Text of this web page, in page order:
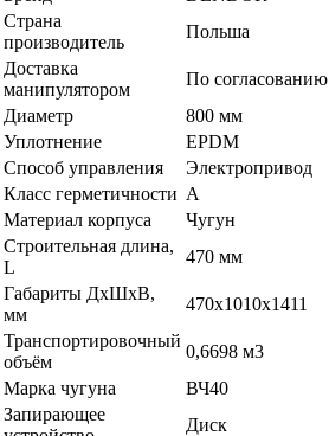
Страна
производитель
Польша
Доставка
манипулятором
По согласованию
Диаметр
800 мм
Уплотнение
EPDM
Способ управления
Электропривод
Класс герметичности A
Материал корпуса
Чугун
Строительная длина,
L
470 мм
Габариты ДхШхВ,
мм
470х1010х1411
Транспортировочный
объём
0,6698 м3
Марка чугуна
ВЧ40
Запирающее
Диск